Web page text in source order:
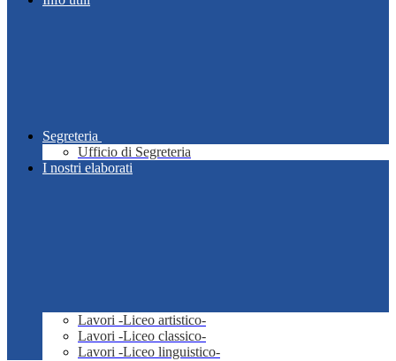
Segreteria
Ufficio di Segreteria
I nostri elaborati
Lavori -Liceo artistico-
Lavori -Liceo classico-
Lavori -Liceo linguistico-